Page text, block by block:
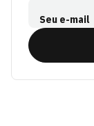
Seu e-mail